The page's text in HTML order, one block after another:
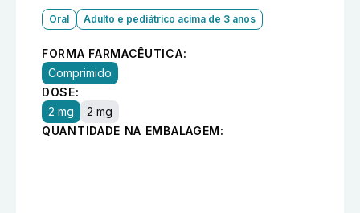
Oral Adulto e pediátrico acima de 3 anos
FORMA FARMACÊUTICA:
Comprimido
DOSE:
2 mg
2 mg
QUANTIDADE NA EMBALAGEM: